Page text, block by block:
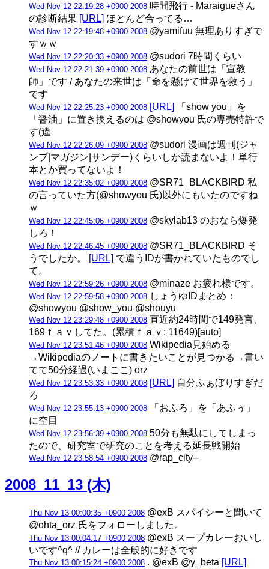
Wed Nov 12 22:19:28 +0900 2008 時間飛行 - Maraigueさん
の診断結果 [URL] ほとんど合ってる…
Wed Nov 12 22:19:48 +0900 2008 @yamifuu 無理ありすぎで
すｗｗ
Wed Nov 12 22:20:33 +0900 2008 @sudori 7時間くらい
Wed Nov 12 22:21:39 +0900 2008 あなたの前世は「宣教
師」です / あなたの来世は「命を懸けて世界を救う」
です
Wed Nov 12 22:25:23 +0900 2008 [URL]
「show you」を
「醤油」に置き換えるのは @showyou 氏の専売特許で
す(違
Wed Nov 12 22:26:09 +0900 2008 @sudori 漫画は週刊(ジャ
ンプ|マガジン|サンデー)くらいしか読まないよ！単行
本とか買ってないよ！
Wed Nov 12 22:35:02 +0900 2008 @SR71_BLACKBIRD 私
の言っていた方(@showyou 氏)以外にもいたのですね
ｗ
Wed Nov 12 22:45:06 +0900 2008 @skylab13 のおなら爆発
しろ！
Wed Nov 12 22:46:45 +0900 2008 @SR71_BLACKBIRD そ
うでしたか。
[URL] で違うIDが書かれていたものでし
て。
Wed Nov 12 22:59:26 +0900 2008 @minaze お疲れ様です。
Wed Nov 12 22:59:58 +0900 2008 しょうゆIDまとめ：
@showyou @show_you @shouyu
Wed Nov 12 23:29:48 +0900 2008 直近約24時間で149発言、
169ｆａｖしてた。(累積ｆａｖ: 11649)[auto]
Wed Nov 12 23:51:46 +0900 2008 Wikipedia見始める
→Wikipediaのノートに書きたいことが見つかる→書い
てて50分経過(いまここ) orz
Wed Nov 12 23:53:33 +0900 2008 [URL] 自分ふぁぼりすぎだ
ろ
Wed Nov 12 23:55:13 +0900 2008 「おふろ」を「あふぅ」
に空目
Wed Nov 12 23:56:39 +0900 2008 50分も無駄にしてしまっ
たので、研究室で研究のことを考える延長戦開始
Wed Nov 12 23:58:54 +0900 2008 @rap_city--
2008_11_13 (木)
Thu Nov 13 00:00:35 +0900 2008 @exB スパイシーと聞いて
@ohta_orz 氏をフォローしました。
Thu Nov 13 00:04:17 +0900 2008 @exB スープカレーおいし
いです^q^ // カレーは全般的に好きです
Thu Nov 13 00:15:24 +0900 2008 . @exB @y_beta [URL]